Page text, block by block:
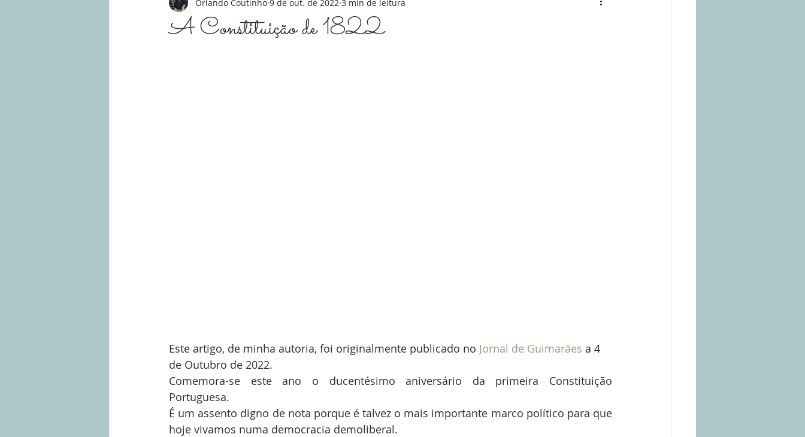
A Constituição de 1822
Orlando Coutinho 9 de out. de 2022 3 min de leitura
Este artigo, de minha autoria, foi originalmente publicado no Jornal de Guimarães a 4
de Outubro de 2022.
Comemora-se este ano o ducentésimo aniversário da primeira Constituição
Portuguesa.
É um assento digno de nota porque é talvez o mais importante marco político para que
hoje vivamos numa democracia demoliberal.